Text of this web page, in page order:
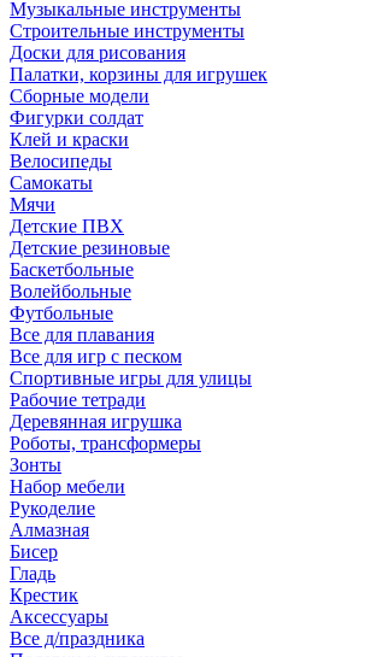
Музыкальные инструменты
Строительные инструменты
Доски для рисования
Палатки, корзины для игрушек
Сборные модели
Фигурки солдат
Клей и краски
Велосипеды
Самокаты
Мячи
Детские ПВХ
Детские резиновые
Баскетбольные
Волейбольные
Футбольные
Все для плавания
Все для игр с песком
Спортивные игры для улицы
Рабочие тетради
Деревянная игрушка
Роботы, трансформеры
Зонты
Набор мебели
Рукоделие
Алмазная
Бисер
Гладь
Крестик
Аксессуары
Все д/праздника